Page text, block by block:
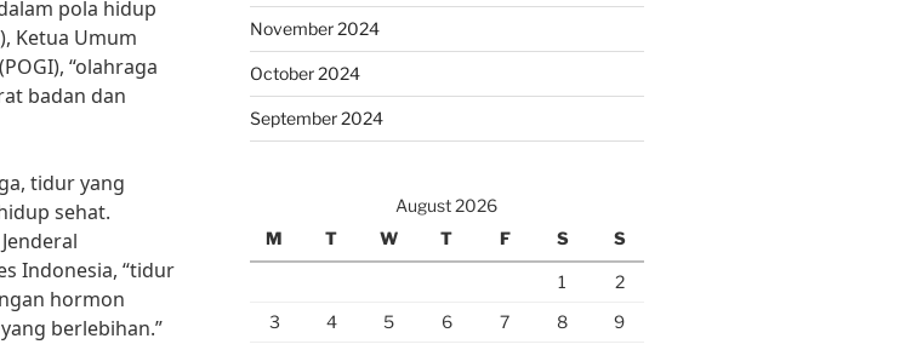
pola hidup
Ketua Umum
“olahraga
badan dan
tidur yang
sehat.
Indonesia, “tidur
hormon
berlebihan.”
November 2024
October 2024
September 2024
August 2026
M
T W T F S S
1
2
3
4 5 6 7 8
9